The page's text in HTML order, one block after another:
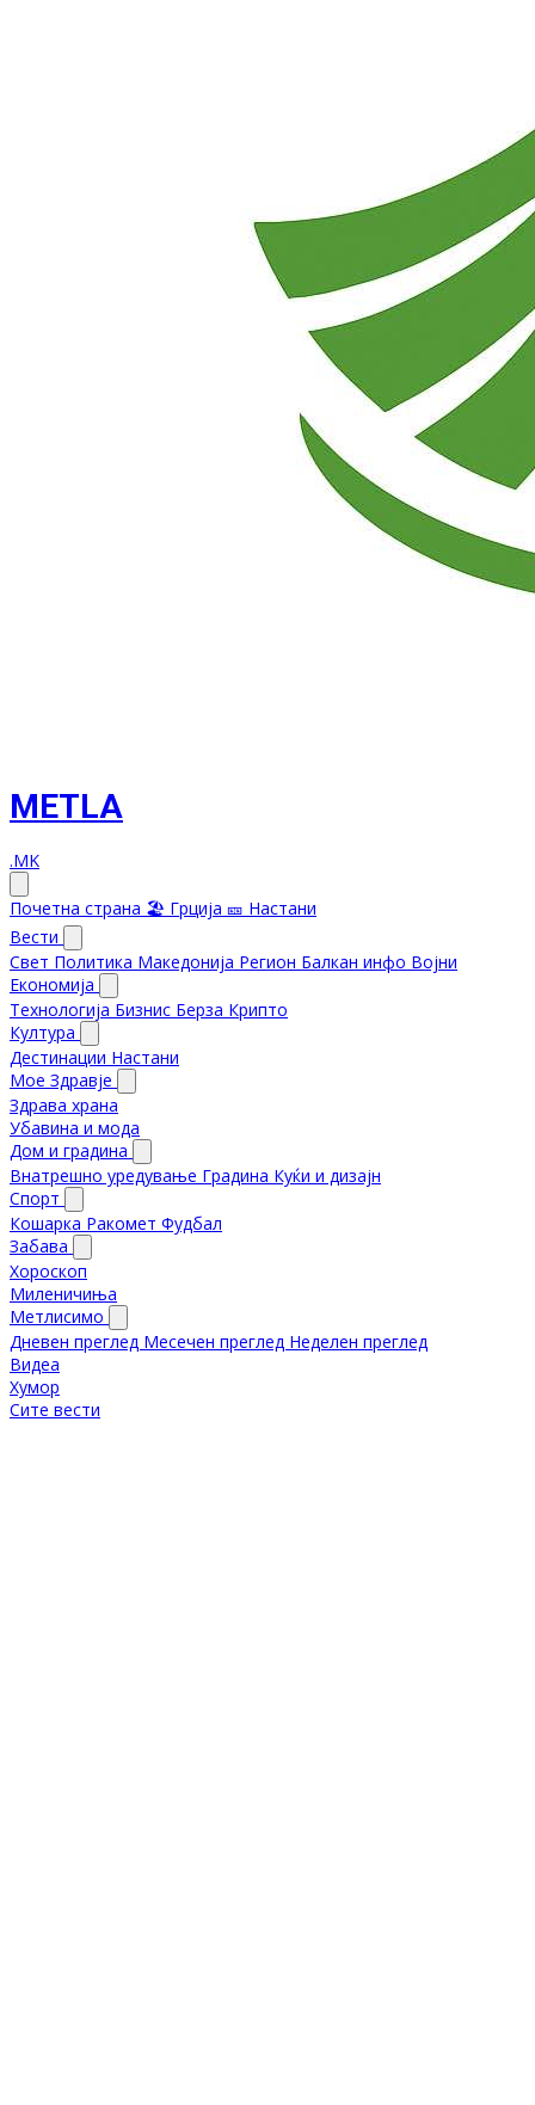
METLA
.MK
Почетна страна 🏖️ Грција 🎫 Настани
Вести
Свет Политика Македонија Регион Балкан инфо Војни
Економија
Технологија Бизнис Берза Крипто
Култура
Дестинации Настани
Мое Здравје
Здрава храна
Убавина и мода
Дом и градина
Внатрешно уредување Градина Куќи и дизајн
Спорт
Кошарка Ракомет Фудбал
Забава
Хороскоп
Миленичиња
Метлисимо
Дневен преглед Месечен преглед Неделен преглед
Видеа
Хумор
Сите вести